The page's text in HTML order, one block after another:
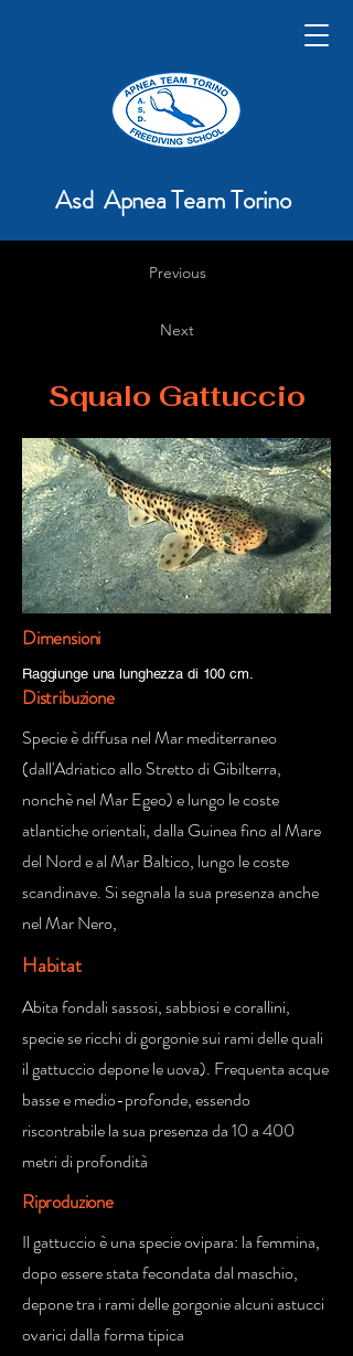
Asd Apnea Team Torino
Previous
Next
Squalo Gattuccio
Dimensioni
Raggiunge una lunghezza di 100 cm.
Distribuzione
Specie è diffusa nel Mar mediterraneo
(dall'Adriatico allo Stretto di Gibilterra,
nonchè nel Mar Egeo) e lungo le coste
atlantiche orientali, dalla Guinea fino al Mare
del Nord e al Mar Baltico, lungo le coste
scandinave. Si segnala la sua presenza anche
nel Mar Nero,
Habitat
Abita fondali sassosi, sabbiosi e corallini,
specie se ricchi di gorgonie sui rami delle quali
il gattuccio depone le uova). Frequenta acque
basse e medio-profonde, essendo
riscontrabile la sua presenza da 10 a 400
metri di profondità
Riproduzione
Il gattuccio è una specie ovipara: la femmina,
dopo essere stata fecondata dal maschio,
depone tra i rami delle gorgonie alcuni astucci
ovarici dalla forma tipica